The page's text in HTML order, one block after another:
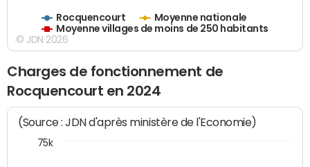
Rocquencourt
Moyenne nationale
Moyenne villages de moins de 250 habitants
© JDN 2026
Charges de fonctionnement de
Rocquencourt en 2024
(Source : JDN d'après ministère de l'Economie)
75k